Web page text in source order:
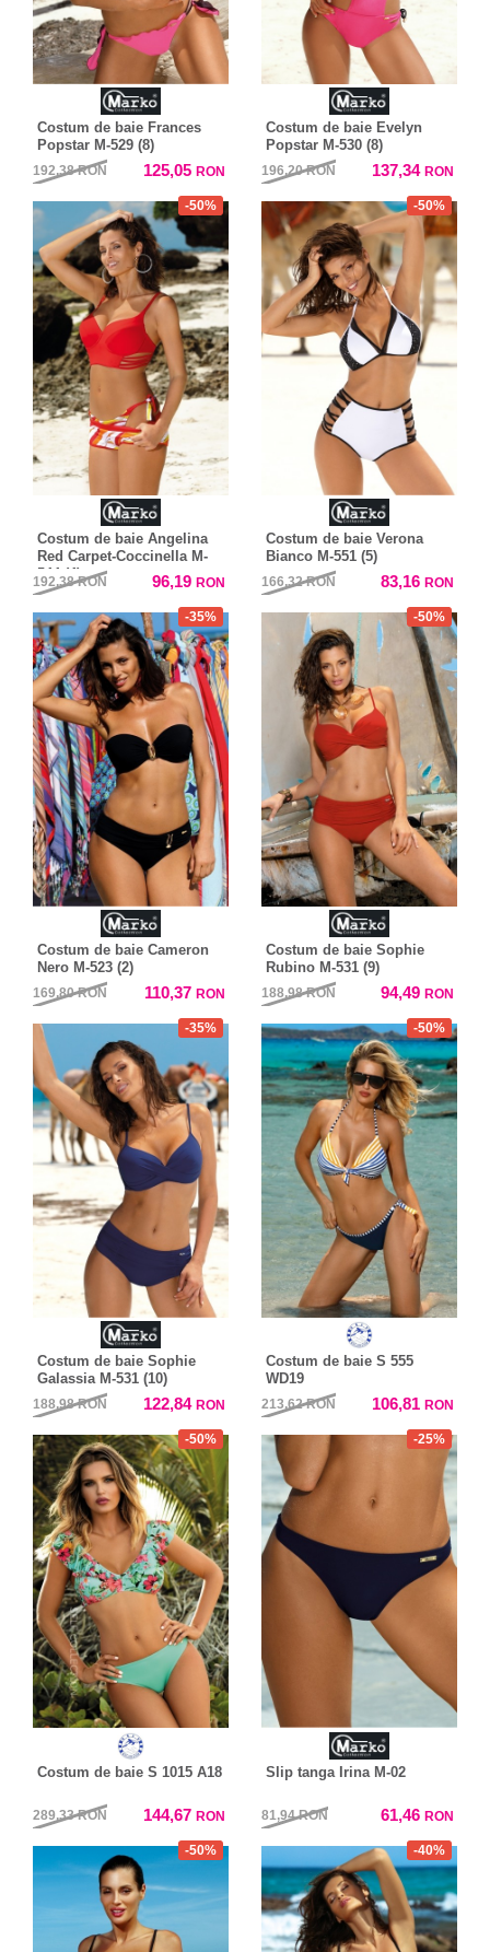
Costum de baie Frances
Popstar M-529 (8)
192,38RON 125,05 RON
Costum de baie Evelyn
Popstar M-530 (8)
196,20RON 137,34 RON
-50%
Costum de baie Angelina
Red Carpet-Coccinella M-
544 (4)
192,38RON 96,19 RON
-50%
Costum de baie Verona
Bianco M-551 (5)
166,32RON 83,16 RON
-35%
Costum de baie Cameron
Nero M-523 (2)
169,80RON 110,37 RON
-50%
Costum de baie Sophie
Rubino M-531 (9)
188,98RON 94,49 RON
-35%
Costum de baie Sophie
Galassia M-531 (10)
188,98RON 122,84 RON
-50%
Costum de baie S 555
WD19
213,62RON 106,81 RON
-50%
Costum de baie S 1015 A18
289,33RON 144,67 RON
-25%
Slip tanga Irina M-02
81,94RON 61,46 RON
-50% -40%